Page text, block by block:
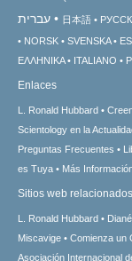
עברית 日本語
NORSK
SVENSKA
ΕΛΛΗΝΙΚA
ITALIANO
Enlaces
L. Ronald Hubbard
Scientology en la
Preguntas Frecuentes
es Tuya
Más
Sitios web relacionados
L. Ronald Hubbard
Miscavige
Comienza un
Asociación Internacional